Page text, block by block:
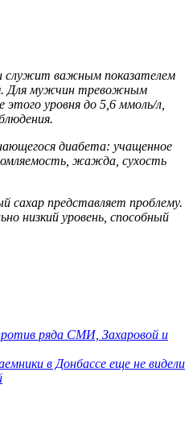
служит важным показателем
Для мужчин тревожным
этого уровня до 5,6 ммоль/л,
диабета: учащенное
жажда, сухость
сахар представляет проблему.
низкий уровень, способный
ряда СМИ, Захаровой и
в Донбассе еще не видели